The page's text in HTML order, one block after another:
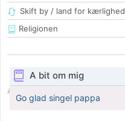
Skift by / land for kærlighed
Religionen
A bit om mig
Go glad singel pappa